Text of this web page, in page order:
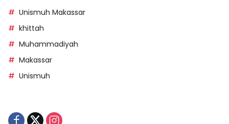
Unismuh Makassar
khittah
Muhammadiyah
Makassar
Unismuh